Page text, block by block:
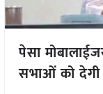
पेसा
सभाओं को